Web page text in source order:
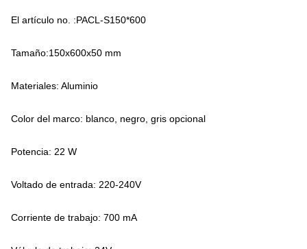
El artículo no. :PACL-S150*600
Tamaño:150x600x50 mm
Materiales: Aluminio
Color del marco: blanco, negro, gris opcional
Potencia: 22 W
Voltado de entrada: 220-240V
Corriente de trabajo: 700 mA